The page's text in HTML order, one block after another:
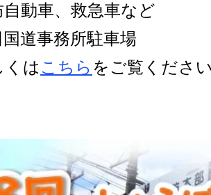
動車、救急車など
道事務所駐車場
は こちら をご覧ください